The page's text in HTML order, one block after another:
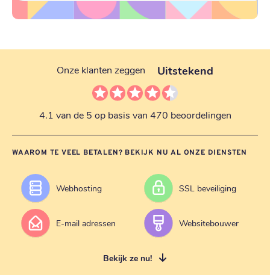
Onze klanten zeggen Uitstekend
4.1 van de 5 op basis van 470 beoordelingen
WAAROM TE VEEL BETALEN? BEKIJK NU AL ONZE DIENSTEN
Webhosting SSL beveiliging
E-mail adressen Websitebouwer
Bekijk ze nu!